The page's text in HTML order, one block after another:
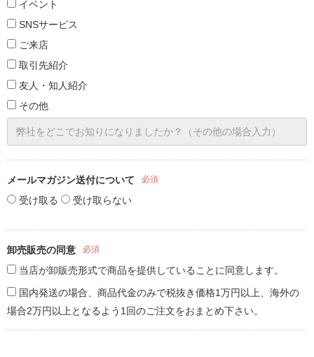
イベント
SNSサービス
ご来店
取引先紹介
友人・知人紹介
その他
メールマガジン送付について 必須
受け取る 受け取らない
卸売販売の同意 必須
当店が卸販売形式で商品を提供していることに同意します。
国内発送の場合、商品代金のみで税抜き価格1万円以上、海外の
場合2万円以上となるよう1回のご注文をおまとめ下さい。